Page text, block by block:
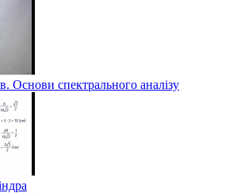
Основи спектрального аналізу